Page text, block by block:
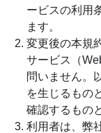
ービスの利用
ます。
変更後の本規
サービス（
問いません。
を生じるもの
確認するもの
利用者は、弊